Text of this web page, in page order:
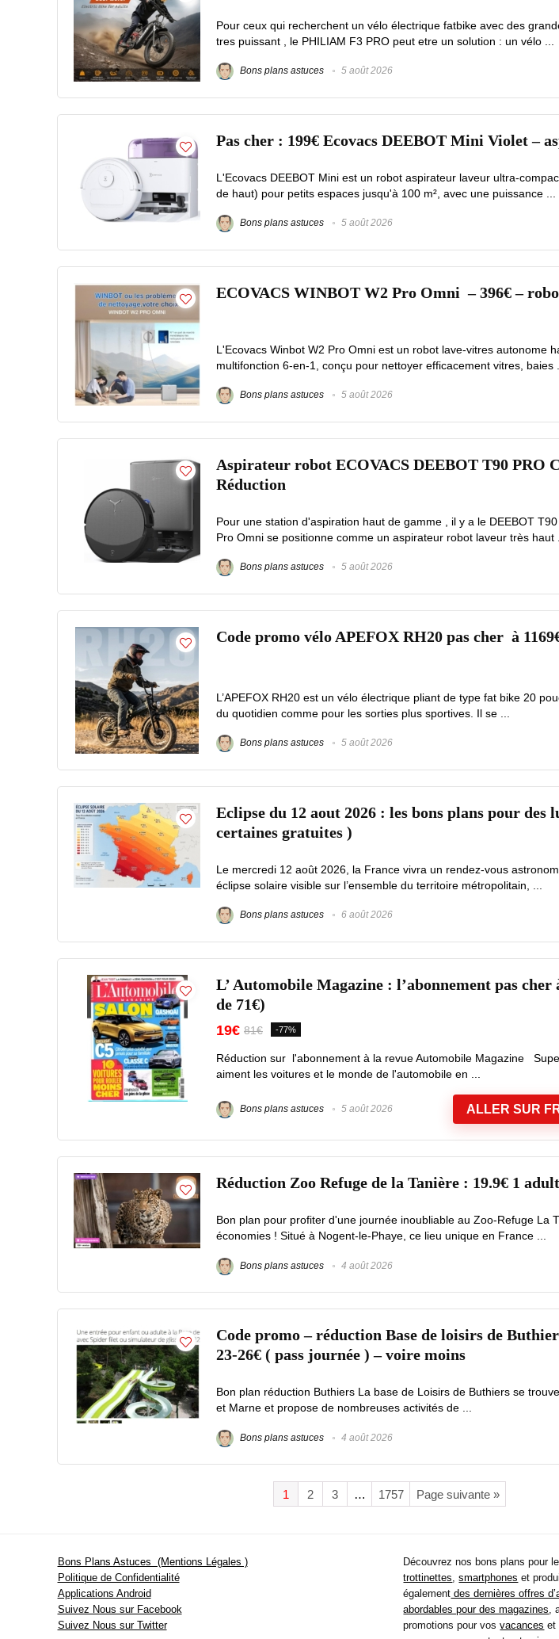
Pour ceux qui recherchent un vélo électrique fatbike avec des
tres puissant , le PHILIAM F3 PRO peut etre un solution : un vélo ...
Bons plans astuces 5 août 2026
Pas cher : 199€ Ecovacs DEEBOT Mini Violet –
L'Ecovacs DEEBOT Mini est un robot aspirateur laveur ultra-
de haut) pour petits espaces jusqu'à 100 m², avec une puissance ...
Bons plans astuces 5 août 2026
ECOVACS WINBOT W2 Pro Omni – 396€ –
L'Ecovacs Winbot W2 Pro Omni est un robot lave-vitres autonome
multifonction 6-en-1, conçu pour nettoyer efficacement vitres, baies
Bons plans astuces 5 août 2026
Aspirateur robot ECOVACS DEEBOT T90 PRO
Réduction
Pour une station d'aspiration haut de gamme , il y a le DEEBOT
Pro Omni se positionne comme un aspirateur robot laveur très haut
Bons plans astuces 5 août 2026
Code promo vélo APEFOX RH20 pas cher à
L’APEFOX RH20 est un vélo électrique pliant de type fat bike 20
du quotidien comme pour les sorties plus sportives. Il se ...
Bons plans astuces 5 août 2026
Eclipse du 12 aout 2026 : les bons plans pour des
certaines gratuites )
Le mercredi 12 août 2026, la France vivra un rendez-vous
éclipse solaire visible sur l’ensemble du territoire métropolitain, ...
Bons plans astuces 6 août 2026
L’ Automobile Magazine : l’abonnement pas cher
de 71€)
19€ 81€ -77%
Réduction sur l'abonnement à la revue Automobile Magazine
aiment les voitures et le monde de l'automobile en ...
Bons plans astuces 5 août 2026 ALLER SUR
Réduction Zoo Refuge de la Tanière : 19.9€ 1
Bon plan pour profiter d'une journée inoubliable au Zoo-Refuge La
économies ! Situé à Nogent-le-Phaye, ce lieu unique en France ...
Bons plans astuces 4 août 2026
Code promo – réduction Base de loisirs de
23-26€ ( pass journée ) – voire moins
Bon plan réduction Buthiers La base de Loisirs de Buthiers se
et Marne et propose de nombreuses activités de ...
Bons plans astuces 4 août 2026
1 2 3 … 1757 Page suivante »
Bons Plans Astuces (Mentions Légales )
Politique de Confidentialité
Applications Android
Suivez Nous sur Facebook
Suivez Nous sur Twitter
Découvrez nos bons plans pour
trottinettes,smartphones et
également des dernières offres
abordables pour des magazines,
promotions pour vosvacances et